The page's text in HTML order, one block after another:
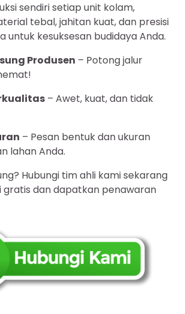
sendiri setiap unit kolam,
tebal, jahitan kuat, dan presisi
untuk kesuksesan budidaya Anda.
Produsen – Potong jalur
– Awet, kuat, dan tidak
– Pesan bentuk dan ukuran
lahan Anda.
Hubungi tim ahli kami sekarang
gratis dan dapatkan penawaran